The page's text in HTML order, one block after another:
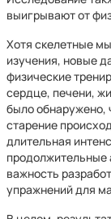
выигрывают от
Хотя скелетные
изучения, новые
физические
сердце, печени,
было обнаружено,
старение
длительная
важность
упражнений для